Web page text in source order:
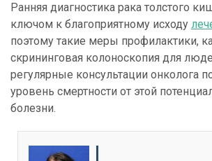
Ранняя диагностика рака толстого
ключом к благоприятному исходу
поэтому такие меры профилактики,
скрининговая колоноскопия для
регулярные консультации онколога
уровень смертности от этой
болезни.